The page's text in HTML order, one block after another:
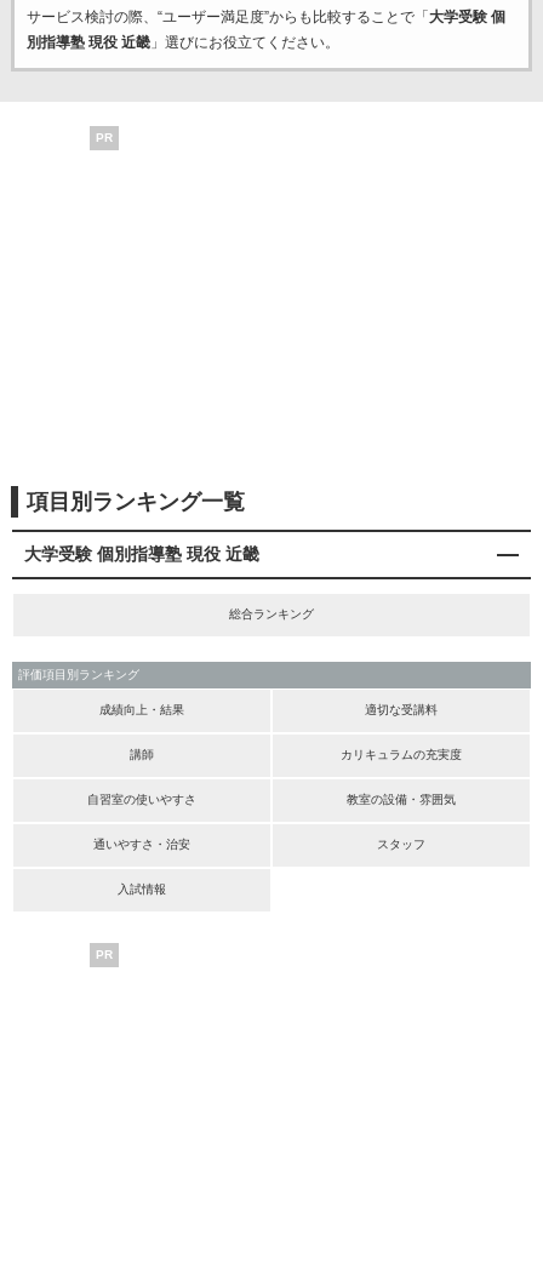
サービス検討の際、“ユーザー満足度”からも比較することで「 大学受験 個
別指導塾 現役 近畿」選びにお役立てください。
PR
項目別ランキング一覧
大学受験 個別指導塾 現役 近畿
総合ランキング
評価項目別ランキング
成績向上・結果 適切な受講料
講師 カリキュラムの充実度
自習室の使いやすさ 教室の設備・雰囲気
通いやすさ・治安 スタッフ
入試情報
PR